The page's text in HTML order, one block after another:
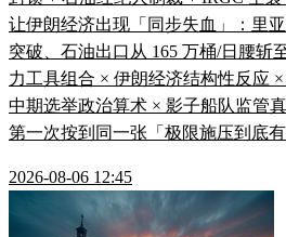
让伊朗经济出现「同步失血」：里
突破、石油出口从 165 万桶/日腰斩
力工具组合 × 伊朗经济结构性反应
中期选举政治算术 × 影子船队监管
第一次按到同一张「极限施压到底
2026-08-06 12:45